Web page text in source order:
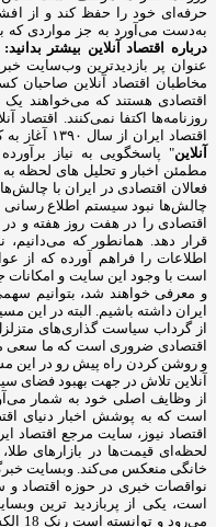
حرفه‌ای خود را حفظ کند و از
به‌دست می‌آورد به جز مواردی که
درباره اقتصاد آنلاین بیشتر بدانید:
عنوان پر بازدیدترین وب‌سایت
مخاطبان اقتصاد آنلاین صاحبان
اقتصادی هستند که می‌خواهند یک
روزنامه‌ها اکتفا نمی‌کنند. اقتصاد
اقتصاد ایران از سال ۱۳۹۰ آغاز به کار کرده است. هدف ما از راه اندازی "
آنلاین" پاسخگویی به نیاز
مطمئن اخبار و تحلیل های لحظه
فعالان اقتصادی در ایران با
چالش‌ها نبود سیستم اطلاع
اقتصادی را در هفت روز هفته و
قرار دهد. همانطور که می‌دانیم،
اطلاعات را فراهم آورده که از
است با وجود این سایت و
و معرفی خواهند شد، بتوانیم
ایران داشته باشیم. البته در این
از گرداب سیاست گذاری‌های
اقتصادی ضروری است که ما سعی
و روشن کردن راه پیش رو در این
آنلاین تلاش در جهت بهبود فضای
از وظایف اصلی خود به شمار
است که به پوشش اخبار دنیای
اقتصاد نیوز، سایت مرجع اقتصاد
لحظه‌ای قیمت‌ها در بازارهای
خانگی منعکس می‌کند. وبسایت
نواقصات خبری در حوزه اقتصاد و
است، یکی از پربازدید ترین